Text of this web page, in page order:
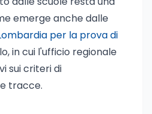
emerge anche dalle
per la prova di
in cui l'ufficio regionale
sui criteri di
tracce.